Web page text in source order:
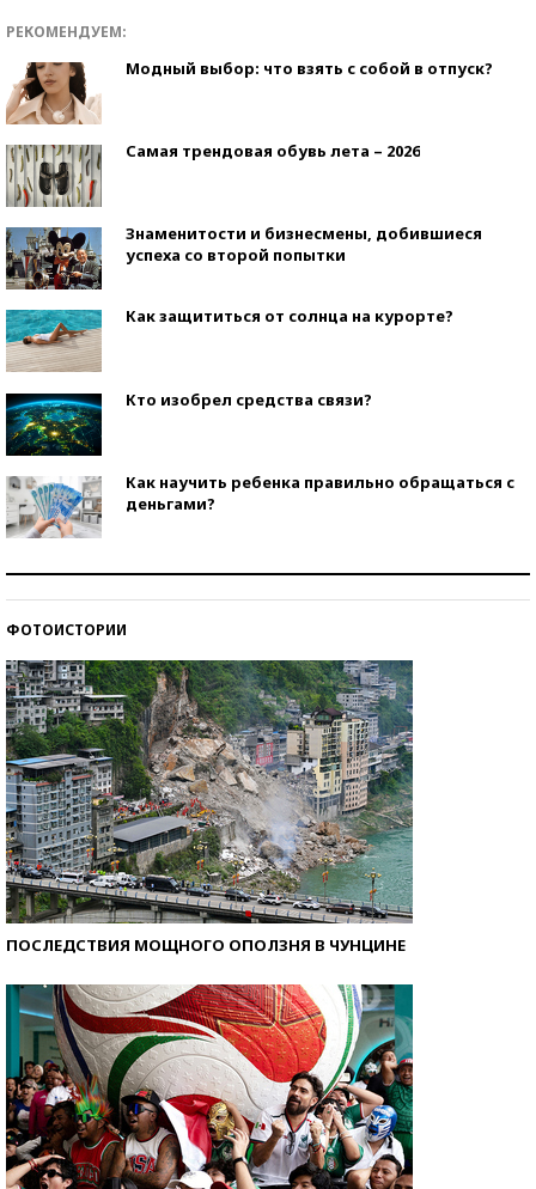
РЕКОМЕНДУЕМ:
Модный выбор: что взять с собой в отпуск?
Самая трендовая обувь лета – 2026
Знаменитости и бизнесмены, добившиеся
успеха со второй попытки
Как защититься от солнца на курорте?
Кто изобрел средства связи?
Как научить ребенка правильно обращаться с
деньгами?
ФОТОИСТОРИИ
ПОСЛЕДСТВИЯ МОЩНОГО ОПОЛЗНЯ В ЧУНЦИНЕ